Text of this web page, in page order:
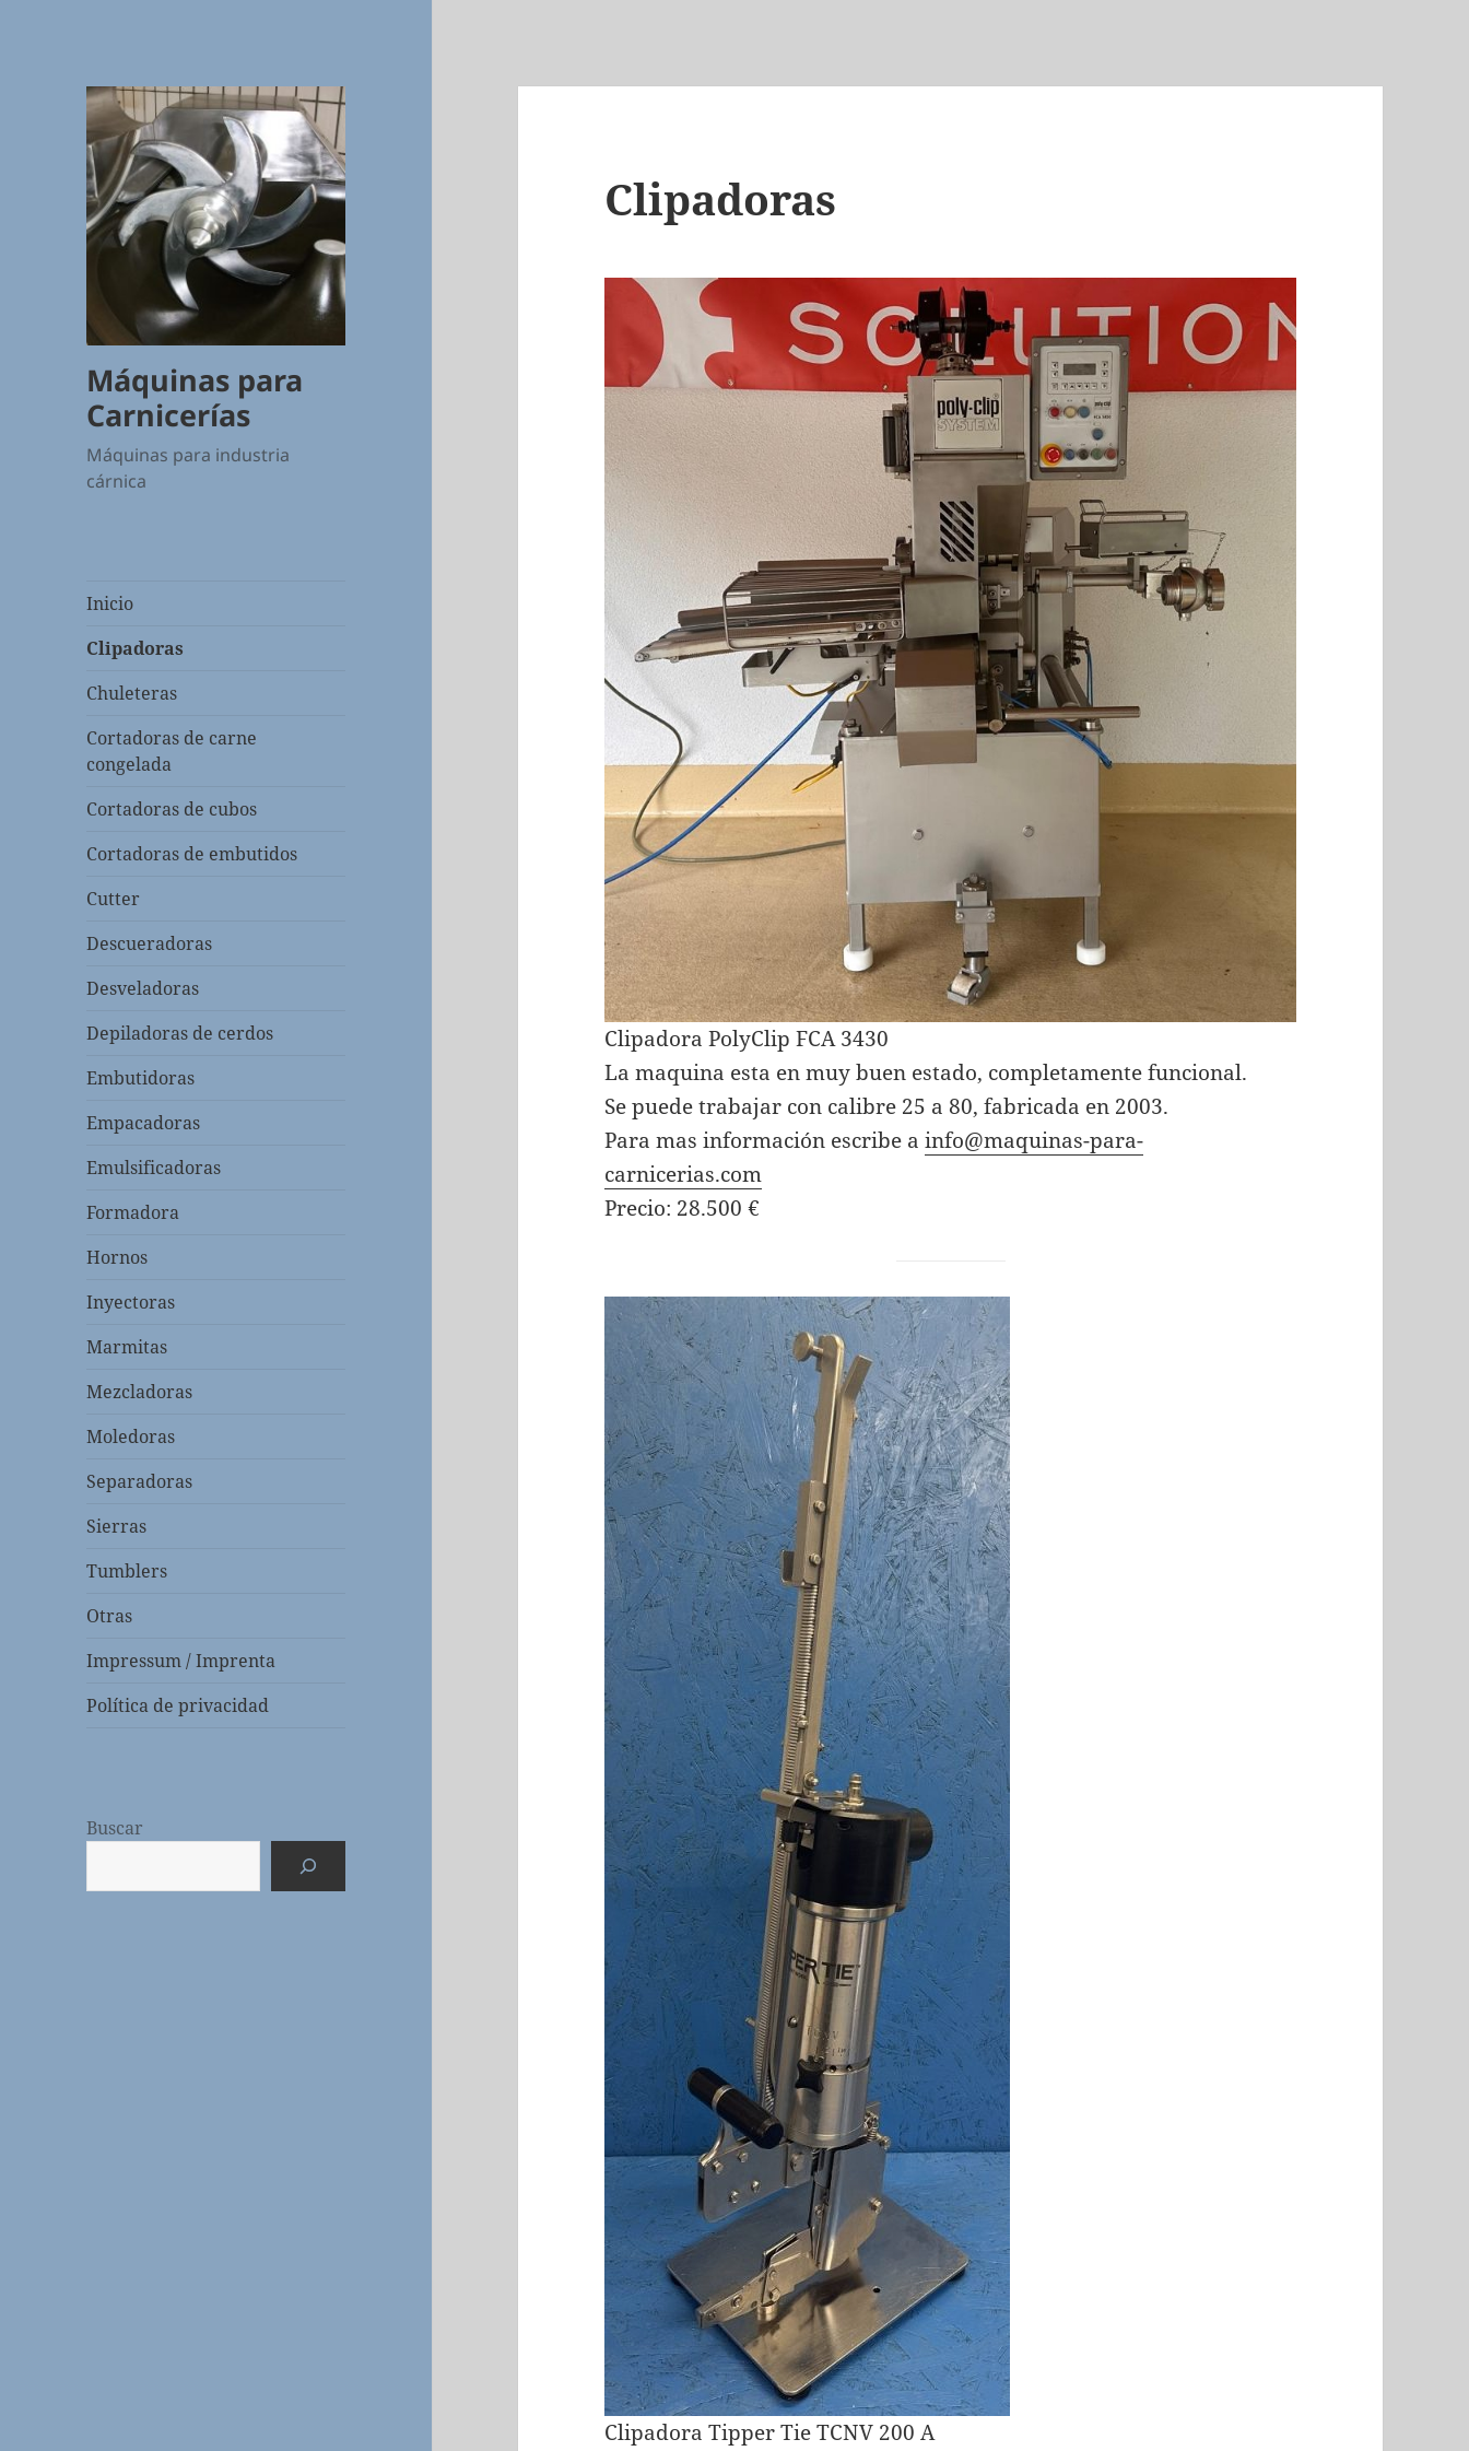
Máquinas para
Carnicerías
Máquinas para industria
cárnica
Inicio
Clipadoras
Chuleteras
Cortadoras de carne
congelada
Cortadoras de cubos
Cortadoras de embutidos
Cutter
Descueradoras
Desveladoras
Depiladoras de cerdos
Embutidoras
Empacadoras
Emulsificadoras
Formadora
Hornos
Inyectoras
Marmitas
Mezcladoras
Moledoras
Separadoras
Sierras
Tumblers
Otras
Impressum / Imprenta
Política de privacidad
Buscar
Clipadoras
Clipadora PolyClip FCA 3430
La maquina esta en muy buen estado, completamente funcional.
Se puede trabajar con calibre 25 a 80, fabricada en 2003.
Para mas información escribe ainfo@maquinas-para-
carnicerias.com
Precio: 28.500 €
Clipadora Tipper Tie TCNV 200 A